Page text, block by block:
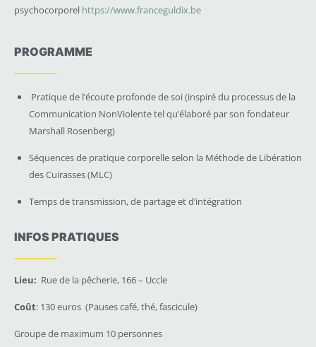
psychocorporel https://www.franceguldix.be
PROGRAMME
Pratique de l’écoute profonde de soi (inspiré du processus de la
Communication NonViolente tel qu’élaboré par son fondateur
Marshall Rosenberg)
Séquences de pratique corporelle selon la Méthode de Libération
des Cuirasses (MLC)
Temps de transmission, de partage et d’intégration
INFOS PRATIQUES
Lieu: Rue de la pêcherie, 166 – Uccle
Coût: 130 euros (Pauses café, thé, fascicule)
Groupe de maximum 10 personnes